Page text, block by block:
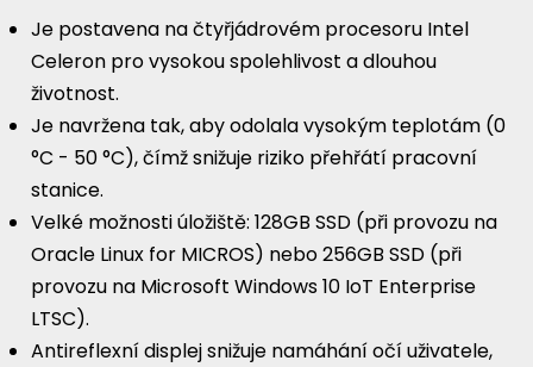
Je postavena na čtyřjádrovém procesoru Intel
Celeron pro vysokou spolehlivost a dlouhou
životnost.
Je navržena tak, aby odolala vysokým teplotám (0
°C - 50 °C), čímž snižuje riziko přehřátí pracovní
stanice.
Velké možnosti úložiště: 128GB SSD (při provozu na
Oracle Linux for MICROS) nebo 256GB SSD (při
provozu na Microsoft Windows 10 IoT Enterprise
LTSC).
Antireflexní displej snižuje namáhání očí uživatele,